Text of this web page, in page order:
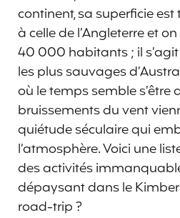
continent, sa superficie
à celle de l’Angleterre et
40 000 habitants ; il s’agit
les plus sauvages
où le temps semble s’être
bruissements du vent
quiétude séculaire qui
l’atmosphère. Voici une
des activités
dépaysant dans le
road-trip ?